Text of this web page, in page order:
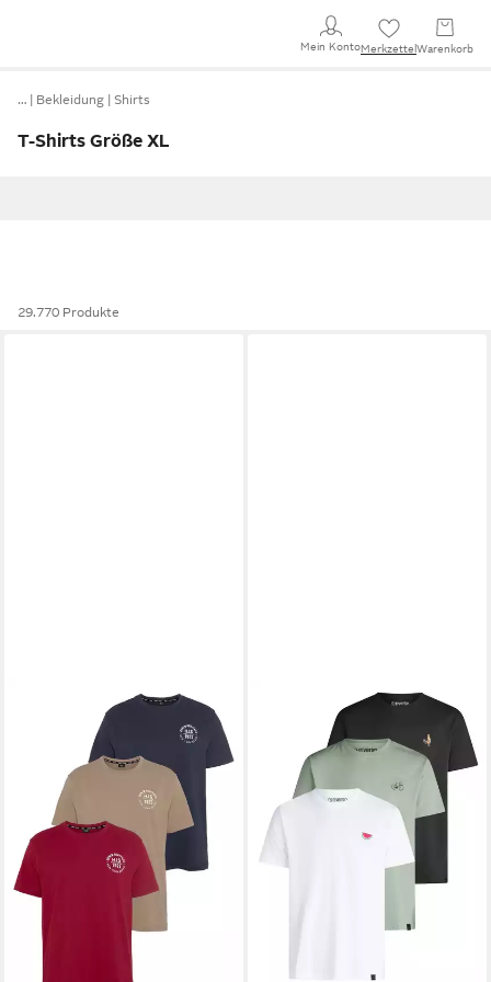
Mein KontoMerkzettel Warenkorb
… Bekleidung Shirts
T-Shirts Größe XL
29.770 Produkte